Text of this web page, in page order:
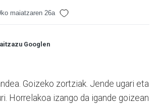
maiatzaren 26a
Googlen
Goizeko zortziak. Jende ugari eta
Horrelakoa izango da igande goizean